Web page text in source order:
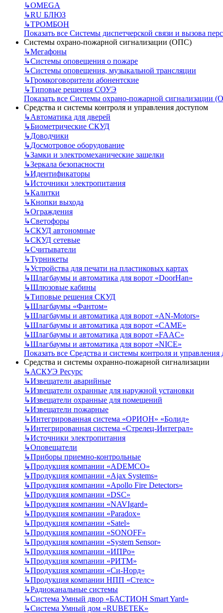
↳OMEGA
↳RU БЛЮЗ
↳ТРОМБОН
Показать все Системы диспетчерской связи и вызова
Системы охрано-пожарной сигнализации (ОПС)
↳Мегафоны
↳Системы оповещения о пожаре
↳Системы оповещения, музыкальной трансляции
↳Громкоговорители абонентские
↳Типовые решения СОУЭ
Показать все Системы охрано-пожарной сигнализации
Средства и системы контроля и управления доступом
↳Автоматика для дверей
↳Биометрические СКУД
↳Доводчики
↳Досмотровое оборудование
↳Замки и электромеханические защелки
↳Зеркала безопасности
↳Идентификаторы
↳Источники электропитания
↳Калитки
↳Кнопки выхода
↳Ограждения
↳Светофоры
↳СКУД автономные
↳СКУД сетевые
↳Считыватели
↳Турникеты
↳Устройства для печати на пластиковых картах
↳Шлагбаумы и автоматика для ворот «DoorHan»
↳Шлюзовые кабины
↳Типовые решения СКУД
↳Шлагбаумы «Фантом»
↳Шлагбаумы и автоматика для ворот «AN-Motors»
↳Шлагбаумы и автоматика для ворот «CAME»
↳Шлагбаумы и автоматика для ворот «FAAC»
↳Шлагбаумы и автоматика для ворот «NICE»
Показать все Средства и системы контроля и управления
Средства и системы охранно-пожарной сигнализации
↳АСКУЭ Ресурс
↳Извещатели аварийные
↳Извещатели охранные для наружной установки
↳Извещатели охранные для помещений
↳Извещатели пожарные
↳Интегрированная система «ОРИОН» «Болид»
↳Интегрированная система «Стрелец-Интеграл»
↳Источники электропитания
↳Оповещатели
↳Приборы приемно-контрольные
↳Продукция компании «ADEMCO»
↳Продукция компании «Ajax Systems»
↳Продукция компании «Apollo Fire Detectors»
↳Продукция компании «DSC»
↳Продукция компании «NAVIgard»
↳Продукция компании «Paradox»
↳Продукция компании «Satel»
↳Продукция компании «SONOFF»
↳Продукция компании «System Sensor»
↳Продукция компании «ИПРо»
↳Продукция компании «РИТМ»
↳Продукция компании «Си-Норд»
↳Продукция компании НПП «Стелс»
↳Радиоканальные системы
↳Система Умный двор «БАСТИОН Smart Yard»
↳Система Умный дом «RUBETEK»